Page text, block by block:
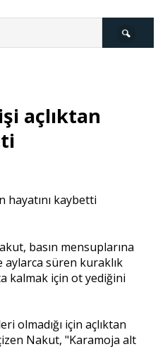
açlıktan
basın mensuplarına
aylarca süren kuraklık
kalmak için ot yediğini
olmadığı için açlıktan
Nakut, "Karamoja alt